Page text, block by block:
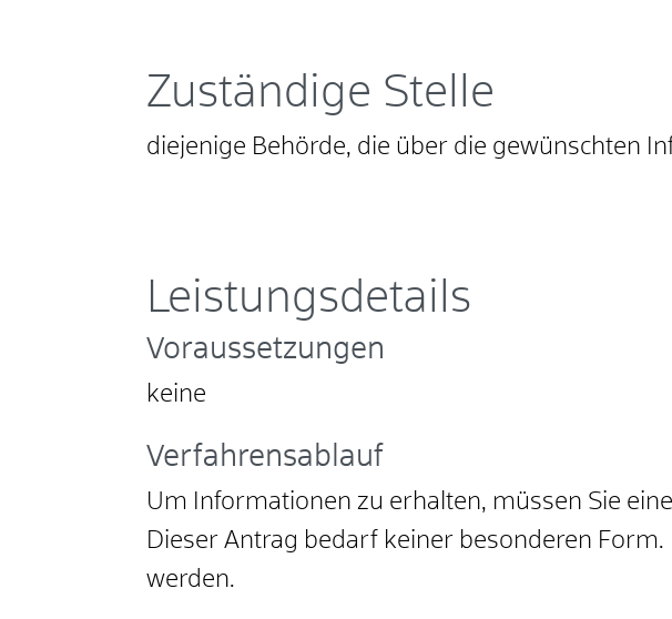
Zuständige Stelle
diejenige Behörde, die über die gewünschten
Leistungsdetails
Voraussetzungen
keine
Verfahrensablauf
Um Informationen zu erhalten, müssen Sie
Dieser Antrag bedarf keiner besonderen Form.
werden.